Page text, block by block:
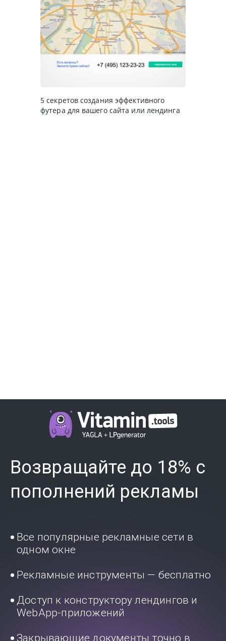
5 секретов создания эффективного
футера для вашего сайта или лендинга
Возвращайте до 18% с
пополнений рекламы
Все популярные рекламные сети в
одном окне
Рекламные инструменты — бесплатно
Доступ к конструктору лендингов и
WebApp-приложений
Закрывающие документы точно в